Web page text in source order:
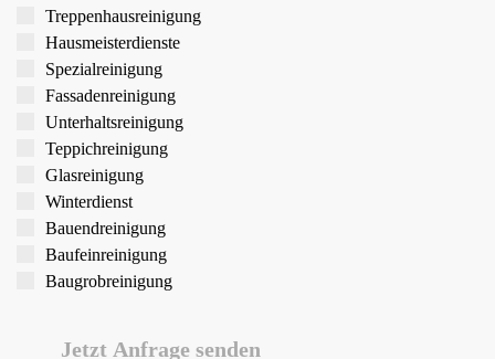
Treppen­hausreinigung
Hausmeister­dienste
Spezial­reinigung
Fassaden­reinigung
Unterhalts­reinigung
Teppich­reinigung
Glas­reinigung
Winter­dienst
Bauend­reinigung
Bau­feinreinigung
Baugrob­reinigung
Jetzt Anfrage senden